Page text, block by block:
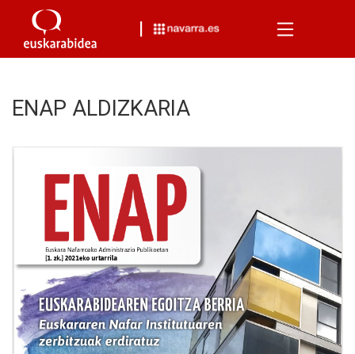
Menu
ENAP ALDIZKARIA